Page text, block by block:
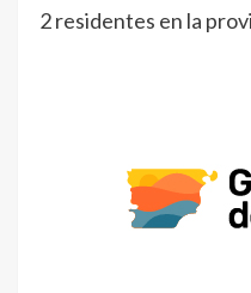
2 residentes en la